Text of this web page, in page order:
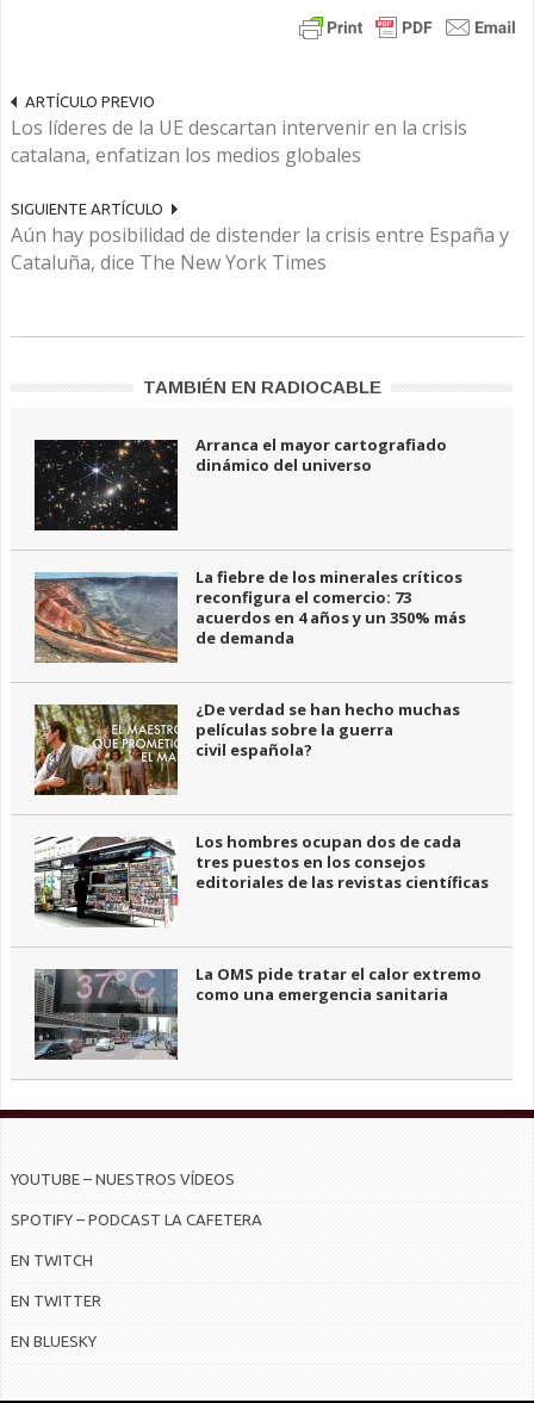
ARTÍCULO PREVIO
Los líderes de la UE descartan intervenir en la crisis
catalana, enfatizan los medios globales
SIGUIENTE ARTÍCULO
Aún hay posibilidad de distender la crisis entre España y
Cataluña, dice The New York Times
TAMBIÉN EN RADIOCABLE
Arranca el mayor cartografiado
dinámico del universo
La fiebre de los minerales críticos
reconfigura el comercio: 73
acuerdos en 4 años y un 350% más
de demanda
¿De verdad se han hecho muchas
películas sobre la guerra
civil española?
Los hombres ocupan dos de cada
tres puestos en los consejos
editoriales de las revistas científicas
La OMS pide tratar el calor extremo
como una emergencia sanitaria
YOUTUBE – NUESTROS VÍDEOS
SPOTIFY – PODCAST LA CAFETERA
EN TWITCH
EN TWITTER
EN BLUESKY